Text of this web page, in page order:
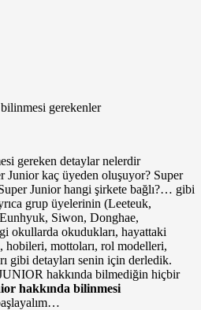
gerekenler
gereken detaylar nelerdir
Junior kaç üyeden oluşuyor? Super
Junior hangi şirkete bağlı?… gibi
grup üyelerinin (Leeteuk,
Siwon, Donghae,
okullarda okudukları, hayattaki
hobileri, mottoları, rol modelleri,
gibi detayları senin için derledik.
hakkında bilmediğin hiçbir
hakkında bilinmesi